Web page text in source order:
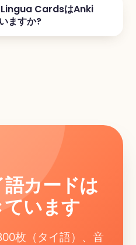
Lingua CardsはAnki
ますか?
カードは
います
枚（タイ語）、音